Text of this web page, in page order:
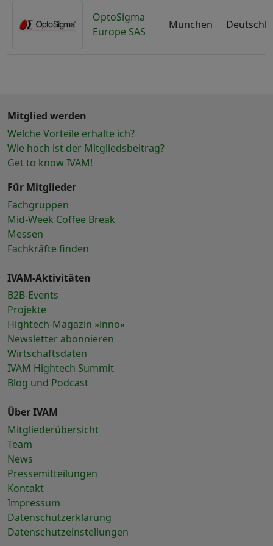
OptoSigma
Europe SAS
München
Mitglied werden
Welche Vorteile erhalte ich?
Wie hoch ist der Mitgliedsbeitrag?
Get to know IVAM!
Für Mitglieder
Fachgruppen
Mid-Week Coffee Break
Messen
Fachkräfte finden
IVAM-Aktivitäten
B2B-Events
Projekte
Hightech-Magazin »inno«
Newsletter abonnieren
Wirtschaftsdaten
IVAM Hightech Summit
Blog und Podcast
Über IVAM
Mitgliederübersicht
Team
News
Pressemitteilungen
Kontakt
Impressum
Datenschutzerklärung
Datenschutzeinstellungen